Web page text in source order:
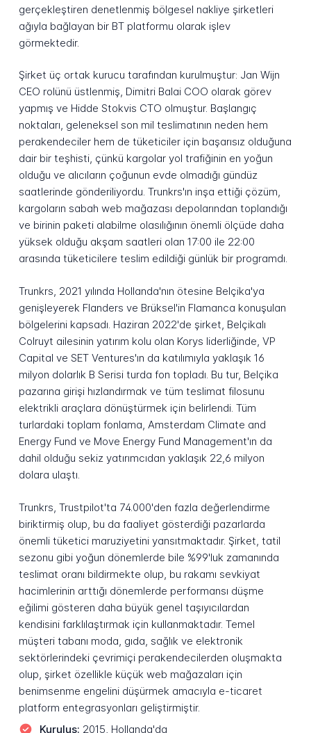
gerçekleştiren denetlenmiş bölgesel nakliye şirketleri
ağıyla bağlayan bir BT platformu olarak işlev
görmektedir.
Şirket üç ortak kurucu tarafından kurulmuştur: Jan Wijn
CEO rolünü üstlenmiş, Dimitri Balai COO olarak görev
yapmış ve Hidde Stokvis CTO olmuştur. Başlangıç
noktaları, geleneksel son mil teslimatının neden hem
perakendeciler hem de tüketiciler için başarısız olduğuna
dair bir teşhisti, çünkü kargolar yol trafiğinin en yoğun
olduğu ve alıcıların çoğunun evde olmadığı gündüz
saatlerinde gönderiliyordu. Trunkrs'ın inşa ettiği çözüm,
kargoların sabah web mağazası depolarından toplandığı
ve birinin paketi alabilme olasılığının önemli ölçüde daha
yüksek olduğu akşam saatleri olan 17:00 ile 22:00
arasında tüketicilere teslim edildiği günlük bir programdı.
Trunkrs, 2021 yılında Hollanda'nın ötesine Belçika'ya
genişleyerek Flanders ve Brüksel'in Flamanca konuşulan
bölgelerini kapsadı. Haziran 2022'de şirket, Belçikalı
Colruyt ailesinin yatırım kolu olan Korys liderliğinde, VP
Capital ve SET Ventures'ın da katılımıyla yaklaşık 16
milyon dolarlık B Serisi turda fon topladı. Bu tur, Belçika
pazarına girişi hızlandırmak ve tüm teslimat filosunu
elektrikli araçlara dönüştürmek için belirlendi. Tüm
turlardaki toplam fonlama, Amsterdam Climate and
Energy Fund ve Move Energy Fund Management'ın da
dahil olduğu sekiz yatırımcıdan yaklaşık 22,6 milyon
dolara ulaştı.
Trunkrs, Trustpilot'ta 74.000'den fazla değerlendirme
biriktirmiş olup, bu da faaliyet gösterdiği pazarlarda
önemli tüketici maruziyetini yansıtmaktadır. Şirket, tatil
sezonu gibi yoğun dönemlerde bile %99'luk zamanında
teslimat oranı bildirmekte olup, bu rakamı sevkiyat
hacimlerinin arttığı dönemlerde performansı düşme
eğilimi gösteren daha büyük genel taşıyıcılardan
kendisini farklılaştırmak için kullanmaktadır. Temel
müşteri tabanı moda, gıda, sağlık ve elektronik
sektörlerindeki çevrimiçi perakendecilerden oluşmakta
olup, şirket özellikle küçük web mağazaları için
benimsenme engelini düşürmek amacıyla e-ticaret
platform entegrasyonları geliştirmiştir.
Kuruluş: 2015, Hollanda'da